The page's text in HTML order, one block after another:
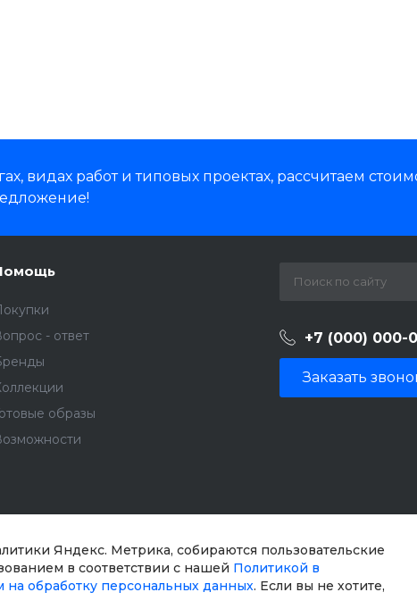
Яндекс. Метрика, собираются пользовательские
в соответствии с нашей Политикой в
на обработку персональных данных. Если вы не хотите,
видах работ и типовых проектах, рассчитаем
- ответ
образы
+7 (000) 000-
Заказать